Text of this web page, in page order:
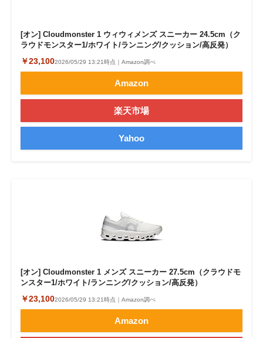
[オン] Cloudmonster 1 ウィウィメンズ スニーカー 24.5cm（ク
ラウドモンスター1/ホワイト/ランニング/クッション/高反発）
￥23,1002026/05/29 13:21時点｜Amazon調べ
Amazon
楽天市場
Yahoo
[オン] Cloudmonster 1 メンズ スニーカー 27.5cm（クラウドモ
ンスター1/ホワイト/ランニング/クッション/高反発）
￥23,1002026/05/29 13:21時点｜Amazon調べ
Amazon